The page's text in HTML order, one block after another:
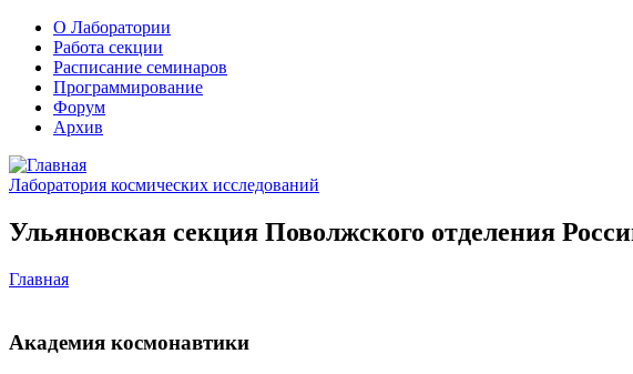
О Лаборатории
Работа секции
Расписание семинаров
Программирование
Форум
Архив
Лаборатория космических исследований
Ульяновская секция Поволжского отделения
Главная
Академия космонавтики